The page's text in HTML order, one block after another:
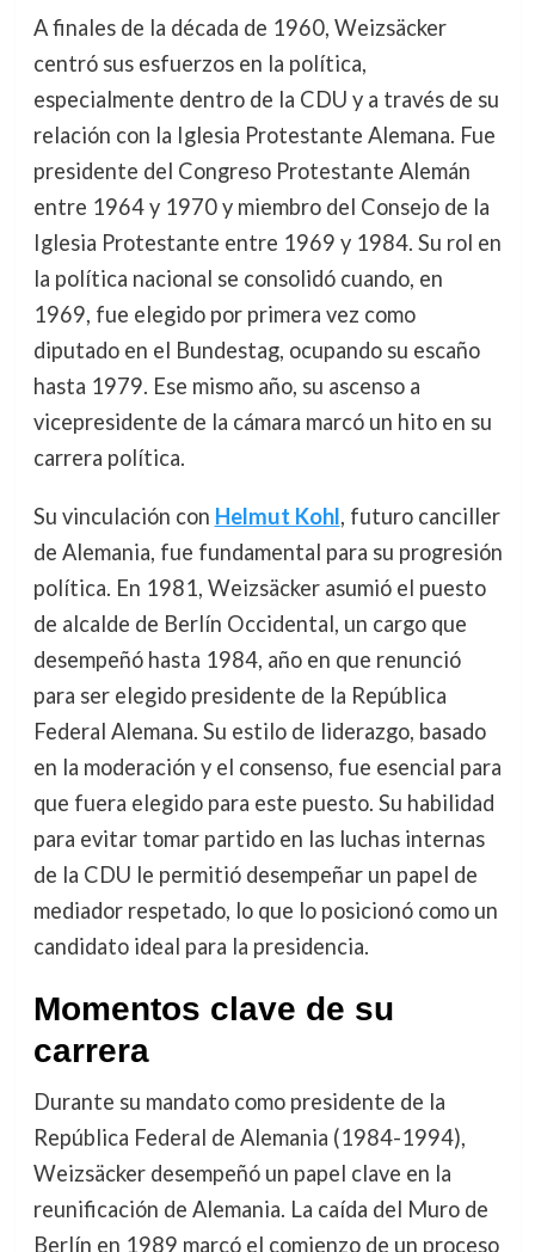
A finales de la década de 1960, Weizsäcker
centró sus esfuerzos en la política,
especialmente dentro de la CDU y a través de su
relación con la Iglesia Protestante Alemana. Fue
presidente del Congreso Protestante Alemán
entre 1964 y 1970 y miembro del Consejo de la
Iglesia Protestante entre 1969 y 1984. Su rol en
la política nacional se consolidó cuando, en
1969, fue elegido por primera vez como
diputado en el Bundestag, ocupando su escaño
hasta 1979. Ese mismo año, su ascenso a
vicepresidente de la cámara marcó un hito en su
carrera política.
Su vinculación con Helmut Kohl, futuro canciller
de Alemania, fue fundamental para su progresión
política. En 1981, Weizsäcker asumió el puesto
de alcalde de Berlín Occidental, un cargo que
desempeñó hasta 1984, año en que renunció
para ser elegido presidente de la República
Federal Alemana. Su estilo de liderazgo, basado
en la moderación y el consenso, fue esencial para
que fuera elegido para este puesto. Su habilidad
para evitar tomar partido en las luchas internas
de la CDU le permitió desempeñar un papel de
mediador respetado, lo que lo posicionó como un
candidato ideal para la presidencia.
Momentos clave de su
carrera
Durante su mandato como presidente de la
República Federal de Alemania (1984-1994),
Weizsäcker desempeñó un papel clave en la
reunificación de Alemania. La caída del Muro de
Berlín en 1989 marcó el comienzo de un proceso